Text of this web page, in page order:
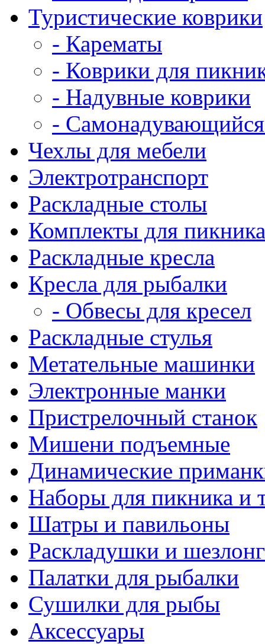
Туристические коврики
- Карематы
- Коврики для
- Надувные коврики
-
Чехлы для мебели
Электротранспорт
Раскладные столы
Комплекты для пикника
Раскладные кресла
Кресла для рыбалки
- Обвесы для кресел
Раскладные стулья
Метательные машинки
Электронные манки
Пристрелочный станок
Мишени подъемные
Динамические
Наборы для пикника и
Шатры и павильоны
Раскладушки и
Палатки для рыбалки
Сушилки для рыбы
Аксессуары